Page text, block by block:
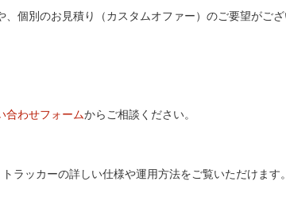
個別のお見積り（カスタムオファー）のご要望がござ
合わせフォームからご相談ください。
トラッカーの詳しい仕様や運用方法をご覧いただけま